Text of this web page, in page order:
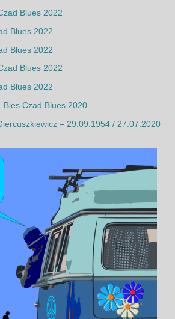
Blues 2022
Blues 2022
Blues 2022
Blues 2022
Blues 2022
Bies Czad Blues 2020
– 29.09.1954 / 27.07.2020